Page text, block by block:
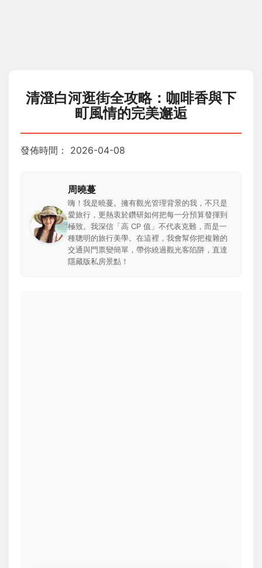
清澄白河逛街全攻略：咖啡香與下
町風情的完美邂逅
發佈時間： 2026-04-08
周曉蔓
嗨！我是曉蔓。擁有觀光管理背景的我，不只是
愛旅行，更熱衷於鑽研如何把每一分預算發揮到
極致。我深信「高 CP 值」不代表克難，而是一
種聰明的旅行美學。在這裡，我會幫你把複雜的
交通與門票變簡單，帶你繞過觀光客陷阱，直達
隱藏版私房景點！